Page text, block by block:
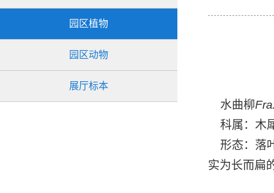
园区植物
园区动物
展厅标本
水曲柳
科属：木
形态：落
实为长而扁